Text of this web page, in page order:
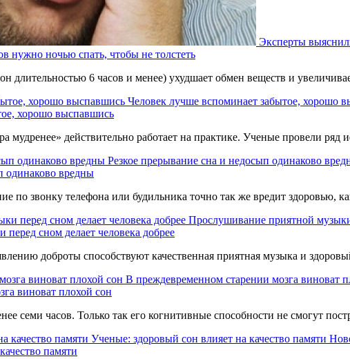
Эксперты
нужно ночью спать, чтобы не толстеть
длительностью 6 часов и менее) ухудшает обмен веществ и
Человек лучше вспоминает забытое, хорошо
хорошо выспавшись
мудренее» действительно работает на практике. Ученые провели
Резкое прерывание сна и недосып одинаково
одинаково вредны
по звонку телефона или будильника точно так же вредит здоровью,
Прослушивание приятной
сном делает человека добрее
доброты способствуют качественная приятная музыка и
В преждевременном старении мозга виноват
виноват плохой сон
семи часов. Только так его когнитивные способности не смогут
Ученые: здоровый сон влияет на качество памяти
памяти